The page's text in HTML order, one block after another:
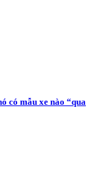
có mẫu xe nào “qua